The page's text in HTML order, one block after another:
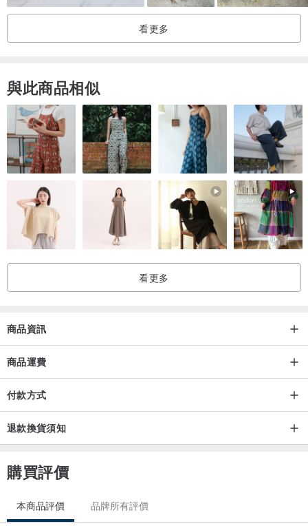
看更多
與此商品相似
看更多
商品資訊
商品運費
付款方式
退款換貨須知
購買評價
本商品評價 品牌所有評價